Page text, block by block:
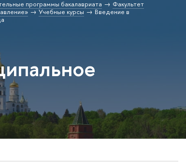
программы бакалавриата
Факультет
Учебные курсы
Введение в